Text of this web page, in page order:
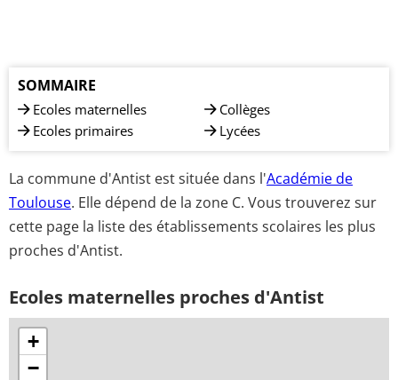
SOMMAIRE
Ecoles maternelles
Ecoles primaires
Collèges
Lycées
La commune d'Antist est située dans l'Académie de
Toulouse. Elle dépend de la zone C. Vous trouverez sur
cette page la liste des établissements scolaires les plus
proches d'Antist.
Ecoles maternelles proches d'Antist
+
−